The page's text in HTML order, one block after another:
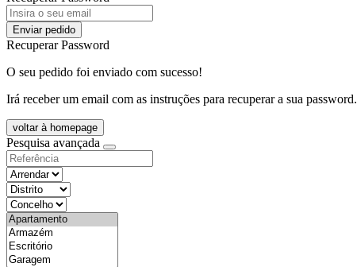
Enviar pedido
Recuperar Password
O seu pedido foi enviado com sucesso!
Irá receber um email com as instruções para recuperar a sua password.
voltar à homepage
Pesquisa avançada
objective
districtId
countyId
types